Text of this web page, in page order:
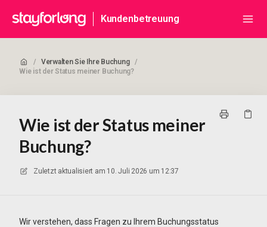
Kundenbetreuung
/ Verwalten Sie Ihre Buchung
/
Wie ist der Status meiner Buchung?
Wie ist der Status meiner
Buchung?
Zuletzt aktualisiert am 10. Juli 2026 um 12:37
Wir verstehen, dass Fragen zu Ihrem Buchungsstatus